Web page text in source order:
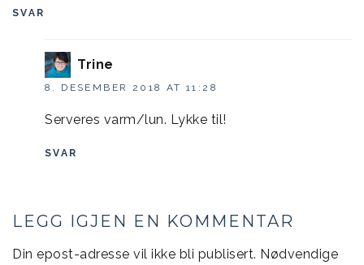
SVAR
Trine
8. DESEMBER 2018 AT 11:28
Serveres varm/lun. Lykke til!
SVAR
LEGG IGJEN EN KOMMENTAR
Din epost-adresse vil ikke bli publisert. Nødvendige